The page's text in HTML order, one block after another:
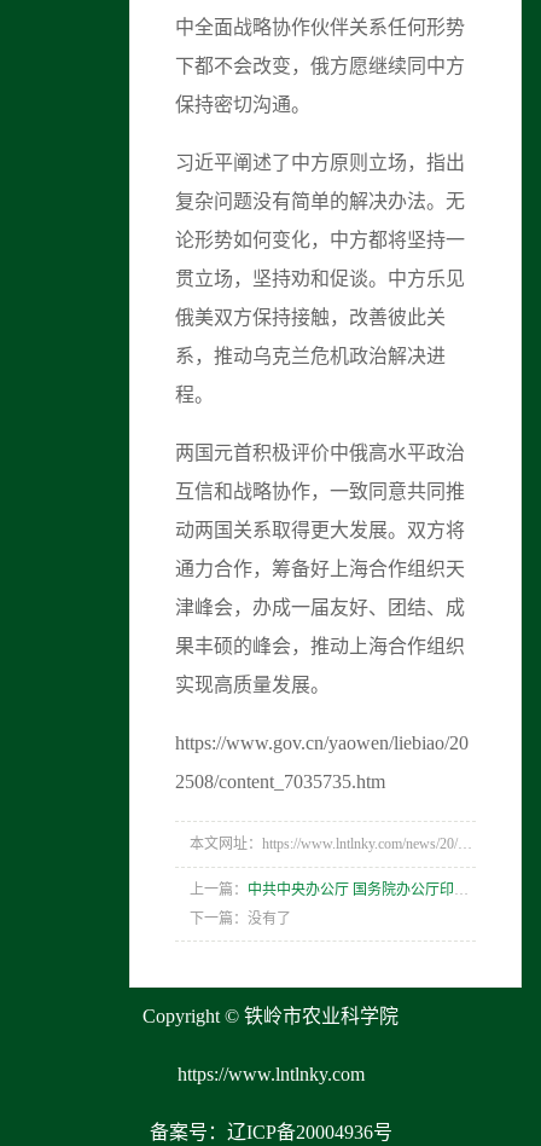
中全面战略协作伙伴关系任何形势
下都不会改变，俄方愿继续同中方
保持密切沟通。
习近平阐述了中方原则立场，指出
复杂问题没有简单的解决办法。无
论形势如何变化，中方都将坚持一
贯立场，坚持劝和促谈。中方乐见
俄美双方保持接触，改善彼此关
系，推动乌克兰危机政治解决进
程。
两国元首积极评价中俄高水平政治
互信和战略协作，一致同意共同推
动两国关系取得更大发展。双方将
通力合作，筹备好上海合作组织天
津峰会，办成一届友好、团结、成
果丰硕的峰会，推动上海合作组织
实现高质量发展。
https://www.gov.cn/yaowen/liebiao/20
2508/content_7035735.htm
本文网址：https://www.lntlnky.com/news/20/289.html
上一篇： 中共中央办公厅 国务院办公厅印发《整治形式主义为基层减负若干规定》
下一篇：没有了
Copyright © 铁岭市农业科学院
https://www.lntlnky.com
备案号：辽ICP备20004936号